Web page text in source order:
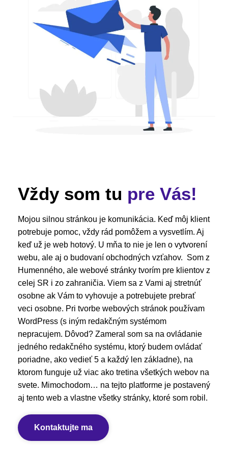
Vždy som tu pre Vás!
Mojou silnou stránkou je komunikácia. Keď môj klient
potrebuje pomoc, vždy rád pomôžem a vysvetlím. Aj
keď už je web hotový. U mňa to nie je len o vytvorení
webu, ale aj o budovaní obchodných vzťahov. Som z
Humenného, ale webové stránky tvorím pre klientov z
celej SR i zo zahraničia. Viem sa z Vami aj stretnúť
osobne ak Vám to vyhovuje a potrebujete prebrať
veci osobne. Pri tvorbe webových stránok používam
WordPress (s iným redakčným systémom
nepracujem. Dôvod? Zameral som sa na ovládanie
jedného redakčného systému, ktorý budem ovládať
poriadne, ako vedieť 5 a každý len základne), na
ktorom funguje už viac ako tretina všetkých webov na
svete. Mimochodom… na tejto platforme je postavený
aj tento web a vlastne všetky stránky, ktoré som robil.
Kontaktujte ma